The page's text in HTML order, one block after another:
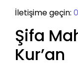
İletişime geçin:
Şifa
Kur’an